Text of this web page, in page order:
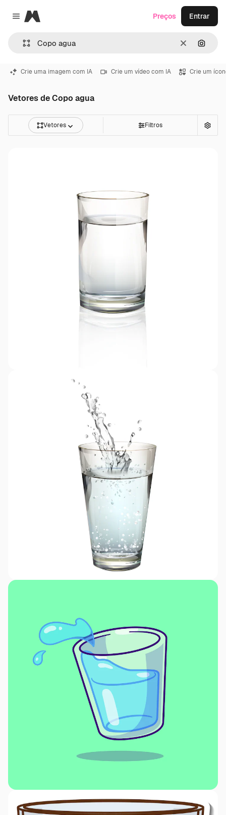
Close menu
Magnific
Limpar
Preços Entrar
Crie uma imagem com IA Crie um vídeo com IA Crie um
Vetores de Copo agua
Vetores Filtros